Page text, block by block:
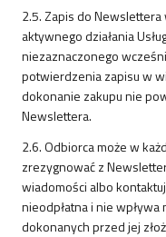
2.5. Zapis do
aktywnego działania
niezaznaczonego
potwierdzenia zapisu w
dokonanie zakupu nie
Newslettera.
2.6. Odbiorca może w
zrezygnować z
wiadomości albo
nieodpłatna i nie wpływa
dokonanych przed jej